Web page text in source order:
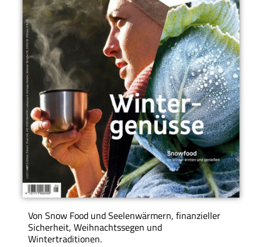
Von Snow Food und Seelenwärmern, finanzieller
Sicherheit, Weihnachtssegen und
Wintertraditionen.